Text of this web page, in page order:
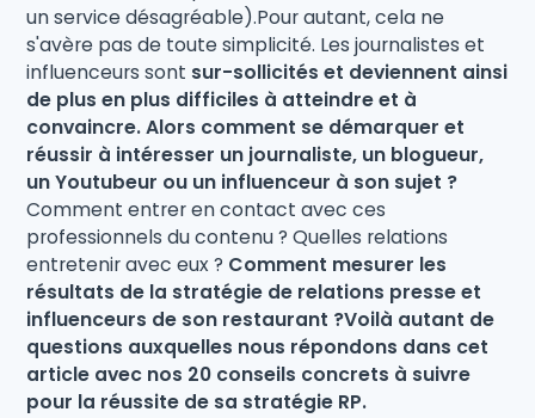
un service désagréable).Pour autant, cela ne
s'avère pas de toute simplicité. Les journalistes et
influenceurs sont sur-sollicités et deviennent ainsi
de plus en plus difficiles à atteindre et à
convaincre. Alors comment se démarquer et
réussir à intéresser un journaliste, un blogueur,
un Youtubeur ou un influenceur à son sujet ?
Comment entrer en contact avec ces
professionnels du contenu ? Quelles relations
entretenir avec eux ? Comment mesurer les
résultats de la stratégie de relations presse et
influenceurs de son restaurant ?Voilà autant de
questions auxquelles nous répondons dans cet
article avec nos 20 conseils concrets à suivre
pour la réussite de sa stratégie RP.